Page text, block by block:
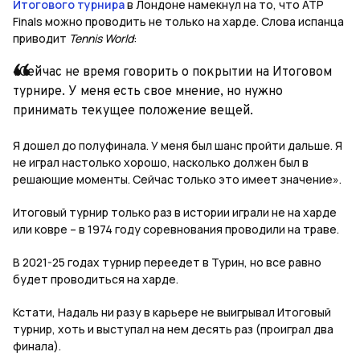
Итогового турнирав Лондоне намекнул на то, что ATP
Finals можно проводить не только на харде. Слова испанца
приводит Tennis World:
«Сейчас не время говорить о покрытии на Итоговом
турнире. У меня есть свое мнение, но нужно
принимать текущее положение вещей.
Я дошел до полуфинала. У меня был шанс пройти дальше. Я
не играл настолько хорошо, насколько должен был в
решающие моменты. Сейчас только это имеет значение».
Итоговый турнир только раз в истории играли не на харде
или ковре – в 1974 году соревнования проводили на траве.
В 2021-25 годах турнир переедет в Турин, но все равно
будет проводиться на харде.
Кстати, Надаль ни разу в карьере не выигрывал Итоговый
турнир, хоть и выступал на нем десять раз (проиграл два
финала).